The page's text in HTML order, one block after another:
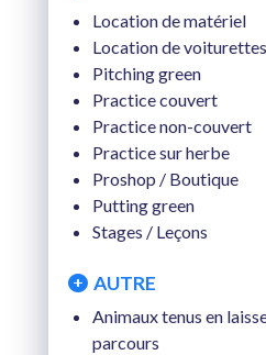
Location de matériel
Location de voiturettes
Pitching green
Practice couvert
Practice non-couvert
Practice sur herbe
Proshop / Boutique
Putting green
Stages / Leçons
AUTRE
Animaux tenus en
parcours